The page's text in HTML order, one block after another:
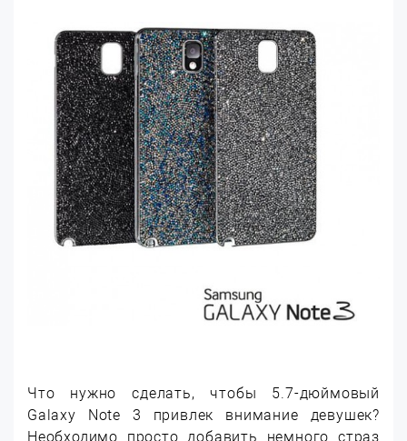
Что нужно сделать, чтобы 5.7-дюймовый
Galaxy Note 3 привлек внимание девушек?
Необходимо просто добавить немного страз